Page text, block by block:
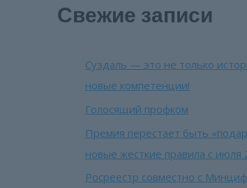
Свежие записи
Суздаль — это не только
новые компетенции!
Голосящий профком
Премия перестает быть
новые жесткие правила с июля
Росреестр совместно с